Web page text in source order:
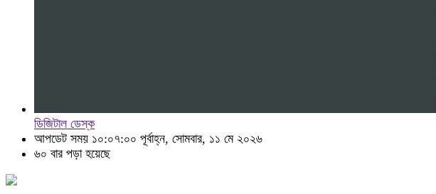
ডিজিটাল ডেস্ক
আপডেট সময় ১০:০৭:০০ পূর্বাহ্ন, সোমবার, ১১ মে ২০২৬
৬০ বার পড়া হয়েছে